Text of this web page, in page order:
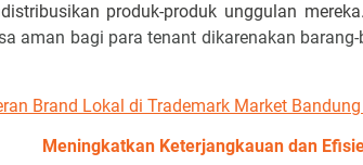
produk-produk unggulan
aman bagi para tenant dikarenakan
Brand Lokal di Trademark Market
Meningkatkan Keterjangkauan dan